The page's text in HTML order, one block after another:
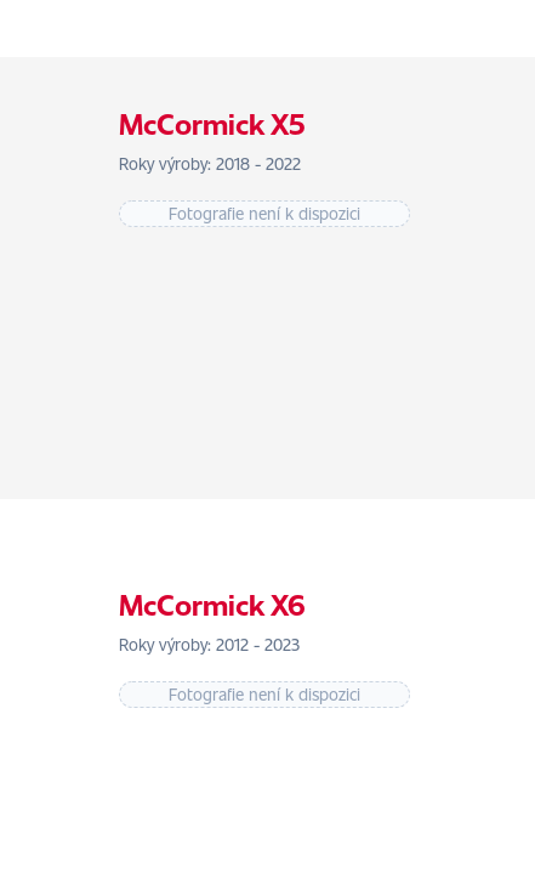
McCormick X5
Roky výroby: 2018 - 2022
Fotografie není k dispozici
McCormick X6
Roky výroby: 2012 - 2023
Fotografie není k dispozici